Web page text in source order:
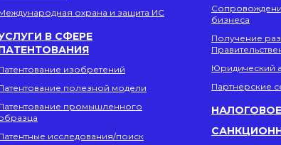
охрана и защита ИС
В СФЕРЕ
изобретений
полезной модели
промышленного
исследования/поиск
бизнеса
Получение
Юридический
Партнерские